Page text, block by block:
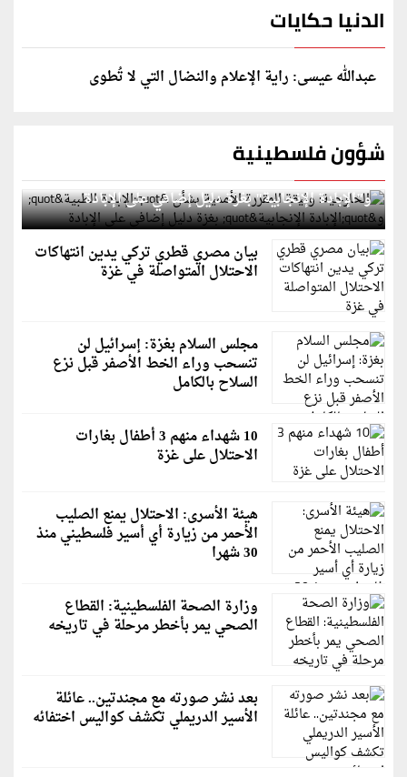
الدنيا حكايات
عبدالله عيسى: راية الإعلام والنضال التي لا تُطوى
شؤون فلسطينية
الخارجية: وثيقة المقررة الأممية بشأن "الإبادة الطبية"
و"الإبادة الإنجابية" بغزة دليل إضافي على الإبادة
بيان مصري قطري تركي يدين انتهاكات
الاحتلال المتواصلة في غزة
مجلس السلام بغزة: إسرائيل لن
تنسحب وراء الخط الأصفر قبل نزع
السلاح بالكامل
10 شهداء منهم 3 أطفال بغارات
الاحتلال على غزة
هيئة الأسرى: الاحتلال يمنع الصليب
الأحمر من زيارة أي أسير فلسطيني منذ
30 شهرا
وزارة الصحة الفلسطينية: القطاع
الصحي يمر بأخطر مرحلة في تاريخه
بعد نشر صورته مع مجندتين.. عائلة
الأسير الدريملي تكشف كواليس اختفائه